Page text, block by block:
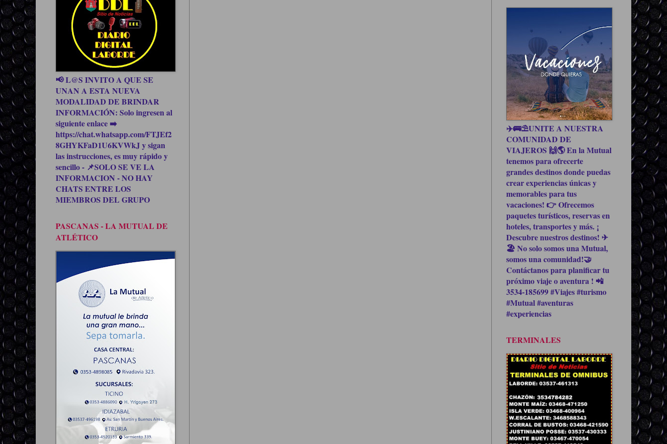
📢 L@S INVITO A QUE SE
UNAN A ESTA NUEVA
MODALIDAD DE BRINDAR
INFORMACIÓN: Solo ingresen al
siguiente enlace ➡️
https://chat.whatsapp.com/FTJEf2
8GHYKFaD1U6KVWkJ y sigan
las instrucciones, es muy rápido y
sencillo - 📌SOLO SE VE LA
INFORMACION - NO HAY
CHATS ENTRE LOS
MIEMBROS DEL GRUPO
PASCANAS - LA MUTUAL DE
ATLÉTICO
✈️🚌⛱UNITE A NUESTRA
COMUNIDAD DE
VIAJEROS 🙌🌎 En la Mutual
tenemos para ofrecerte
grandes destinos donde puedas
crear experiencias únicas y
memorables para tus
vacaciones! 👉 Ofrecemos
paquetes turísticos, reservas en
hoteles, transportes y más. ¡
Descubre nuestros destinos! ✈
🏖 No solo somos una Mutual,
somos una comunidad!🤝
Contáctanos para planificar tu
próximo viaje o aventura ! 📲
3534-185699 #Viajes #turismo
#Mutual #aventuras
#experiencias
TERMINALES